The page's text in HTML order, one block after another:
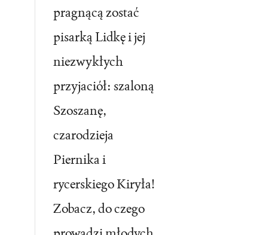
pragnącą zostać
pisarką Lidkę i jej
niezwykłych
przyjaciół: szaloną
Szoszanę,
czarodzieja
Piernika i
rycerskiego Kiryła!
Zobacz, do czego